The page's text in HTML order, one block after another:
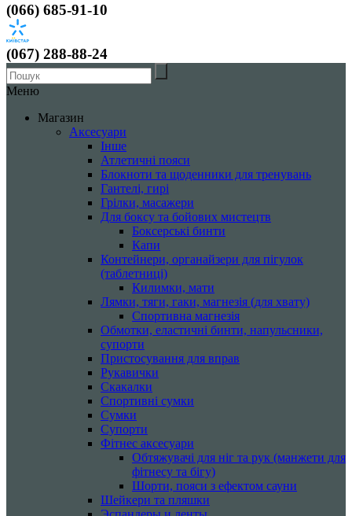
(066) 685-91-10
(067) 288-88-24
Меню
Магазин
Аксесуари
Інше
Атлетичні пояси
Блокноти та щоденники для тренувань
Гантелі, гирі
Грілки, масажери
Для боксу та бойових мистецтв
Боксерські бинти
Капи
Контейнери, органайзери для пігулок
(таблетниці)
Килимки, мати
Лямки, тяги, гаки, магнезія (для хвату)
Спортивна магнезія
Обмотки, еластичні бинти, напульсники,
супорти
Пристосування для вправ
Рукавички
Скакалки
Спортивні сумки
Сумки
Супорти
Фітнес аксесуари
Обтяжувачі для ніг та рук (манжети для
фітнесу та бігу)
Шорти, пояси з ефектом сауни
Шейкери та пляшки